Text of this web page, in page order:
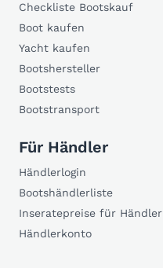
Checkliste Bootskauf
Boot kaufen
Yacht kaufen
Bootshersteller
Bootstests
Bootstransport
Für Händler
Händlerlogin
Bootshändlerliste
Inseratepreise für Händler
Händlerkonto